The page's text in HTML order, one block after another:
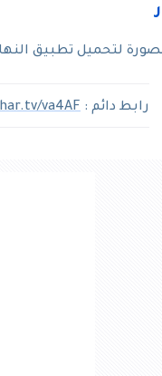
لتحميل تطبيق
رابط دائم : va4AF